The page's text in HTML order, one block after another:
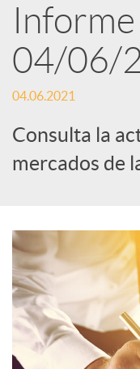
b
l
i
c
a
d
o
Informe
04/06/
04.06.2021
Consulta la
mercados de